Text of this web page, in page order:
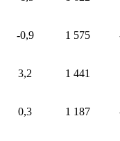
-0,9 1 575
3,2 1 441
0,3 1 187